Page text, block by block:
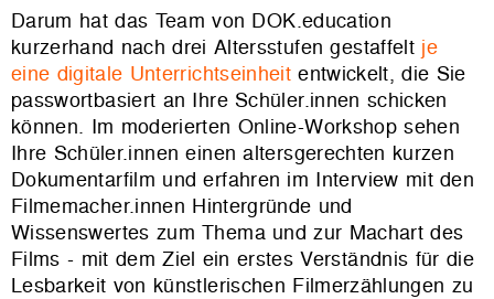
Darum hat das Team von DOK.education
kurzerhand nach drei Altersstufen gestaffelt je
eine digitale Unterrichtseinheit entwickelt, die Sie
passwortbasiert an Ihre Schüler.innen schicken
können. Im moderierten Online-Workshop sehen
Ihre Schüler.innen einen altersgerechten kurzen
Dokumentarfilm und erfahren im Interview mit den
Filmemacher.innen Hintergründe und
Wissenswertes zum Thema und zur Machart des
Films - mit dem Ziel ein erstes Verständnis für die
Lesbarkeit von künstlerischen Filmerzählungen zu